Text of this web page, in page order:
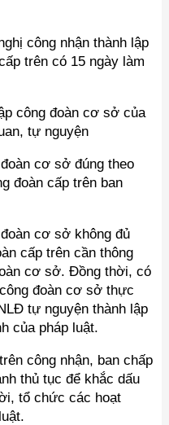
công nhận thành lập
trên có 15 ngày làm
công đoàn cơ sở của
tự nguyện
cơ sở đúng theo
đoàn cấp trên ban
cơ sở không đủ
cấp trên cần thông
cơ sở. Đồng thời, có
đoàn cơ sở thực
tự nguyện thành lập
của pháp luật.
công nhận, ban chấp
thủ tục để khắc dấu
tổ chức các hoạt